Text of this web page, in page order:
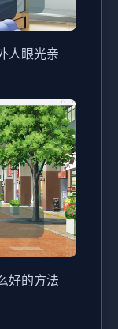
人眼光亲
好的方法